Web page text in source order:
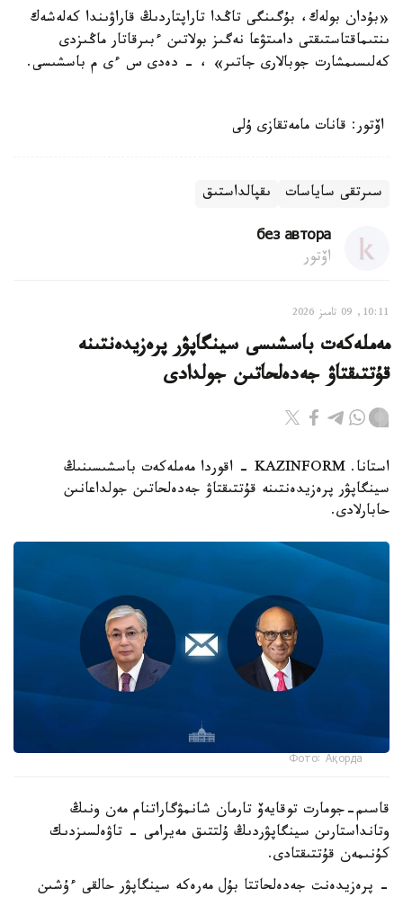
«بۇدان بولەك، بۇگىنگى تاڭدا تاراپتاردىڭ قاراۋىندا كەلەشەك
ىنتىماقتاستىقتى دامىتۋعا نەگىز بولاتىن ءبىرقاتار ماڭىزدى
كەلىسىمشارت جوبالارى جاتىر» ، - دەدى س ءى م باسشىسى.
اۆتور: قانات مامەتقازى ۇلى
سىرتقى ساياسات ىقپالداستىق
без автора
اۆتور
10:11, 09 تامىز 2026
مەملەكەت باسشىسى سينگاپۋر پرەزيدەنتىنە
قۇتتىقتاۋ جەدەلحاتىن جولدادى
استانا. KAZINFORM - اقوردا مەملەكەت باسشىسىنىڭ
سينگاپۋر پرەزيدەنتىنە قۇتتىقتاۋ جەدەلحاتىن جولداعانىن
حابارلادى.
Фото: Ақорда
قاسىم-جومارت توقايەۆ تارمان شانمۋگاراتنام مەن ونىڭ
وتانداستارىن سينگاپۋردىڭ ۇلتتىق مەيرامى - تاۋەلسىزدىك
كۇنىمەن قۇتتىقتادى.
- پرەزيدەنت جەدەلحاتتا بۇل مەرەكە سينگاپۋر حالقى ءۇشىن